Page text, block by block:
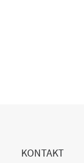
KONTAKT